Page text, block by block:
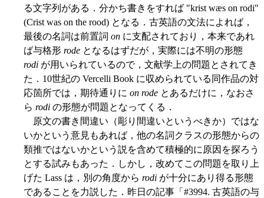
る文字列がある．分かち書きをすれば "krist wæs on rodi"
(Crist was on the rood) となる．古英語の文法によれば，
最後の名詞は前置詞 on に支配されており，本来であれ
ば与格形 rode となるはずだが，実際には不明の形態
rodi が用いられているので，文献学上の問題とされてき
た．10世紀の Vercelli Book に収められている同作品の対
応箇所では，期待通りに on rode とあるだけに，なおさ
ら rodi の形態が問題となってくる．
原文の書き間違い（彫り間違いというべきか）ではな
いかという意見もあれば，他の名詞クラスの形態からの
類推ではないかという説を含めて積極的に原因を探ろう
とする試みもあった．しかし，改めてこの問題を取り上
げた Lass は，別の角度から rodi が十分にあり得る形態
であることを力説した．昨日の記事「#3994. 古英語の与